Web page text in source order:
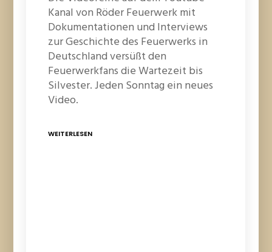
Kanal von Röder Feuerwerk mit
Dokumentationen und Interviews
zur Geschichte des Feuerwerks in
Deutschland versüßt den
Feuerwerkfans die Wartezeit bis
Silvester. Jeden Sonntag ein neues
Video.
WEITERLESEN